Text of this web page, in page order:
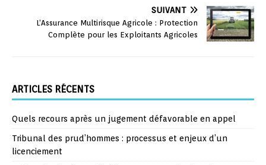
SUIVANT
L’Assurance Multirisque Agricole : Protection
Complète pour les Exploitants Agricoles
ARTICLES RÉCENTS
Quels recours après un jugement défavorable en appel
Tribunal des prud’hommes : processus et enjeux d’un
licenciement